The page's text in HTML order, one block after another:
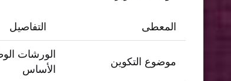
المعطى التفاصيل
موضوع التكوين
الورشات
الأساس